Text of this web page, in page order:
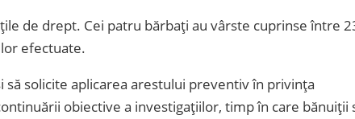
de drept. Cei patru bărbați au vârste cuprinse între
efectuate.
să solicite aplicarea arestului preventiv în privința
obiective a investigațiilor, timp în care bănuiții